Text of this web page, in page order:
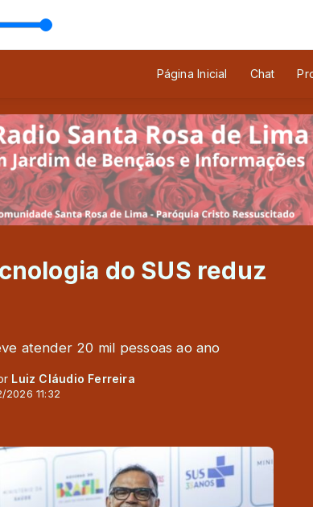
com Padre Miguel Angel Vassallo
Página Inicial Chat
do SUS reduz
atender 20 mil pessoas ao ano
Luiz Cláudio Ferreira
2026 11:32